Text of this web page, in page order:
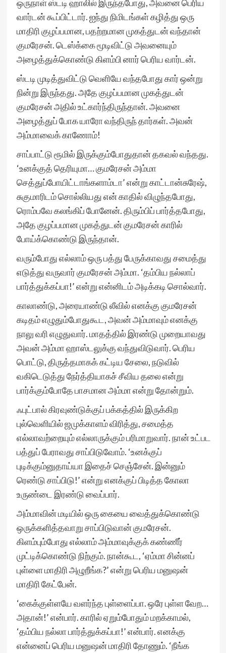
ஒருநாள் ஸ்டடி ஹாலில் இருந்தபோது, அவனை பெரிய
வார்டன் கூப்பிட்டார். ஐந்து நிமிடங்கள் கழித்து ஒரு
மாதிரி குழப்பமான, பதற்றமான முகத்துடன் வந்தான்
குமரேசன். டெஸ்க்கை மூடிவிட்டு அவனையும்
அழைத்துக்கொண்டு கிளம்பி னார் பெரிய வார்டன்.
ஸ்டடி முடித்துவிட்டு வெளியே வந்தபோது கார் ஒன்று
நின்று இருந்தது. அதே குழப்பமான முகத்துடன்
குமரேசன் அதில் உட்கார்ந்திருந்தான். அவனை
அழைத்துப் போக யாரோ வந்திருந் தார்கள். அவன்
அம்மாவைக் காணோம்!
சாப்பாட்டு ரூமில் இருக்கும்போதுதான் தகவல் வந்தது.
‘உனக்குத் தெரியுமா… குமரேசன் அம்மா
செத்துப்போயிட்டாங்களாம்டா’ என்று காட்டான்சுரேஷ்,
சுகுமாரிடம் சொல்லியது என் காதில் விழுந்தபோது,
ரொம்பவே கலங்கிப் போனேன். திரும்பிப் பார்த்தபோது,
அதே குழப்பமான முகத்துடன் குமரேசன் காரில்
போய்க்கொண்டு இருந்தான்.
வரும்போது எல்லாம் ஒரு பத்து பேருக்காவது சமைத்து
எடுத்து வருவார் குமரேசன் அம்மா. ‘தம்பிய நல்லாப்
பார்த்துக்கப்பா!’ என்று என்னிடம் அடிக்கடி சொல்வார்.
காலாண்டு, அரையாண்டு லீவில் எனக்கு குமரேசன்
கடிதம் எழுதும்போதுகூட, அவன் அம்மாவும் எனக்கு
நாலு வரி எழுதுவார். மாதத்தில் இரண்டு முறையாவது
அவன் அம்மா ஹாஸ்டலுக்கு வந்துவிடுவார். பெரிய
பொட்டு, திருத்தமாகக் கட்டிய சேலை, நடுவில்
வகிடெடுத்து நேர்த்தியாகச் சீவிய தலை என்று
பார்க்கும்போதே பாசமான அம்மா என்று தோன்றும்.
ஃபுட்பால் கிரவுண்டுக்குப் பக்கத்தில் இருக்கிற
புல்வெளியில் ஜமுக்காளம் விரித்து, சமைத்த
எல்லாவற்றையும் எல்லாருக்கும் பரிமாறுவார். நான் உட்பட
பத்துப் பேராவது சாப்பிடுவோம். ‘உனக்குப்
புடிக்கும்னுதாய்யா இதைச் செஞ்சேன். இன்னும்
ரெண்டு சாப்பிடு!’ என்று எனக்குப் பிடித்த கோலா
உருண்டை இரண்டு வைப்பார்.
அம்மாவின் மடியில் ஒரு கையை வைத்துக்கொண்டு
ஒருக்களித்தவாறு சாப்பிடுவான் குமரேசன்.
கிளம்பும்போது எல்லாம் அம்மாவுக்குக் கண்ணீர்
முட்டிக்கொண்டு நிற்கும். நான்கூட, ‘ஏம்மா சின்னப்
புள்ளை மாதிரி அழுறீங்க?’ என்று பெரிய மனுஷன்
மாதிரி கேட்பேன்.
‘கைக்குள்ளயே வளர்ந்த புள்ளைப்பா. ஒரே புள்ள வேற…
அதான்!’ என்பார். காரில் ஏறும்போதும் மறக்காமல்,
‘தம்பிய நல்லா பார்த்துக்கப்பா!’ என்பார். எனக்கு
என்னைப் பெரிய மனுஷன் மாதிரி தோணும். ‘நீங்க